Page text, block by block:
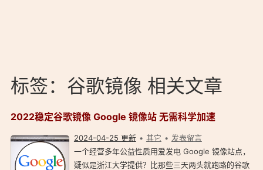
标签：谷歌镜像 相关文章
2022稳定谷歌镜像 Google 镜像站 无需科学加速
2024-04-25 更新 其它
发表留言
一个经营多年公益性质用爱发电 Google 镜像站点，
疑似是浙江大学提供？比那些三天两头就跑路的谷歌